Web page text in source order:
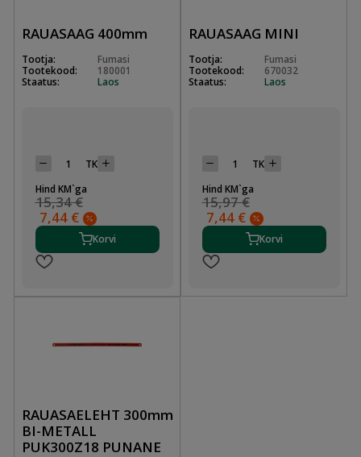
RAUASAAG 400mm
Tootja:
Fumasi
Tootekood:
180001
Staatus:
Laos
TK
Hind KM`ga
15,34 €
7,44 €
Korvi
RAUASAAG MINI
Tootja:
Fumasi
Tootekood:
670032
Staatus:
Laos
TK
Hind KM`ga
15,97 €
7,44 €
Korvi
RAUASAELEHT 300mm
BI-METALL
PUK300Z18 PUNANE